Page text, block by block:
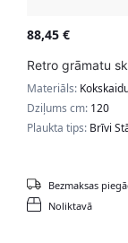
88,45 €
Retro grāmatu
Materiāls:
Dziļums cm: 120
Plaukta tips: Brīvi
Noliktavā
Bezmaksas